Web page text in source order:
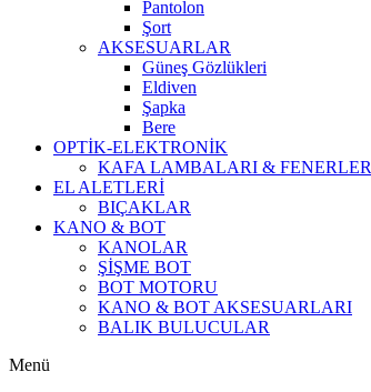
Pantolon
Şort
AKSESUARLAR
Güneş Gözlükleri
Eldiven
Şapka
Bere
OPTİK-ELEKTRONİK
KAFA LAMBALARI & FENERLER
EL ALETLERİ
BIÇAKLAR
KANO & BOT
KANOLAR
ŞİŞME BOT
BOT MOTORU
KANO & BOT AKSESUARLARI
BALIK BULUCULAR
Menü